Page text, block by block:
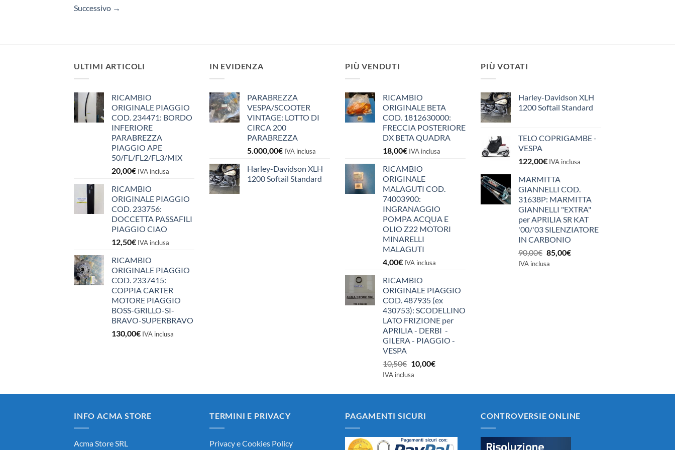
Successivo →
ULTIMI ARTICOLI
RICAMBIO
ORIGINALE PIAGGIO
COD. 234471: BORDO
INFERIORE
PARABREZZA
PIAGGIO APE
50/FL/FL2/FL3/MIX
20,00€ IVA inclusa
RICAMBIO
ORIGINALE PIAGGIO
COD. 233756:
DOCCETTA PASSAFILI
PIAGGIO CIAO
12,50€ IVA inclusa
RICAMBIO
ORIGINALE PIAGGIO
COD. 2337415:
COPPIA CARTER
MOTORE PIAGGIO
BOSS-GRILLO-SI-
BRAVO-SUPERBRAVO
130,00€ IVA inclusa
IN EVIDENZA
PARABREZZA
VESPA/SCOOTER
VINTAGE: LOTTO DI
CIRCA 200
PARABREZZA
5.000,00€ IVA inclusa
Harley-Davidson XLH
1200 Softail Standard
PIÙ VENDUTI
RICAMBIO
ORIGINALE BETA
COD. 1812630000:
FRECCIA POSTERIORE
DX BETA QUADRA
18,00€ IVA inclusa
RICAMBIO
ORIGINALE
MALAGUTI COD.
74003900:
INGRANAGGIO
POMPA ACQUA E
OLIO Z22 MOTORI
MINARELLI
MALAGUTI
4,00€ IVA inclusa
RICAMBIO
ORIGINALE PIAGGIO
COD. 487935 (ex
430753): SCODELLINO
LATO FRIZIONE per
APRILIA - DERBI -
GILERA - PIAGGIO -
VESPA
10,50€ Il
prezzo
era:
10,00€Il
è:
IVA inclusa
PIÙ VOTATI
Harley-Davidson XLH
1200 Softail Standard
TELO COPRIGAMBE -
VESPA
122,00€ IVA inclusa
MARMITTA
GIANNELLI COD.
31638P: MARMITTA
GIANNELLI "EXTRA"
per APRILIA SR KAT
'00/'03 SILENZIATORE
IN CARBONIO
90,00€ Il
prezzo
85,00€Il
IVA inclusa
INFO ACMA STORE
Acma Store SRL
TERMINI E PRIVACY
Privacy e Cookies Policy
PAGAMENTI SICURI CONTROVERSIE ONLINE